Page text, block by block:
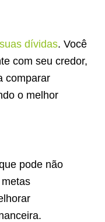
dívidas. Você
com seu credor,
comparar
o melhor
pode não